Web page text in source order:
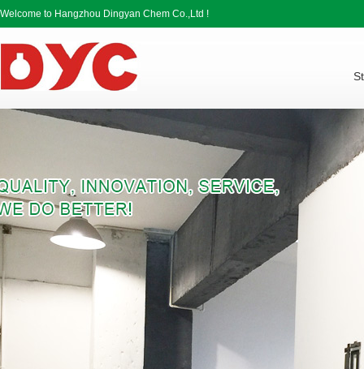
Welcome to Hangzhou Dingyan Chem Co.,Ltd !